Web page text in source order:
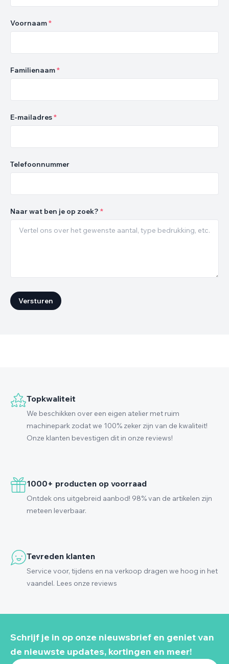
Voornaam*
Familienaam*
E-mailadres*
Telefoonnummer
Naar wat ben je op zoek? *
Versturen
Topkwaliteit
We beschikken over een eigen atelier met ruim
machinepark zodat we 100% zeker zijn van de kwaliteit!
Onze klanten bevestigen dit in onze reviews!
1000+ producten op voorraad
Ontdek ons uitgebreid aanbod! 98% van de artikelen zijn
meteen leverbaar.
Tevreden klanten
Service voor, tijdens en na verkoop dragen we hoog in het
vaandel. Lees onze reviews
Schrijf je in op onze nieuwsbrief en geniet van
de nieuwste updates, kortingen en meer!